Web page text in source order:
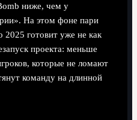
ниже, чем у
На этом фоне пари
готовит уже не как
проекта: меньше
которые не ломают
команду на длинной